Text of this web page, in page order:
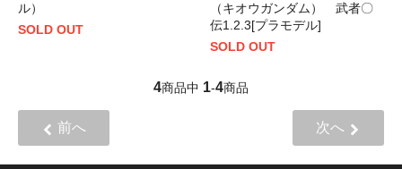
ル）
SOLD OUT
（キオウガンダム） 武者〇
伝1.2.3[プラモデル]
SOLD OUT
4商品中 1-4商品
前へ 次へ